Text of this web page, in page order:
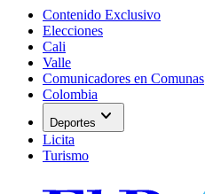
Contenido Exclusivo
Elecciones
Cali
Valle
Comunicadores en Comunas
Colombia
Deportes expand_more
Licita
Turismo